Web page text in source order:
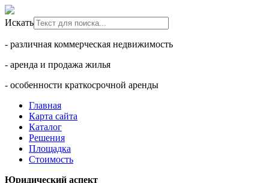
Искать
- различная коммерческая недвижимость
- аренда и продажа жилья
- особенности краткосрочной аренды
Главная
Карта сайта
Каталог
Решения
Площадка
Стоимость
Юридический аспект